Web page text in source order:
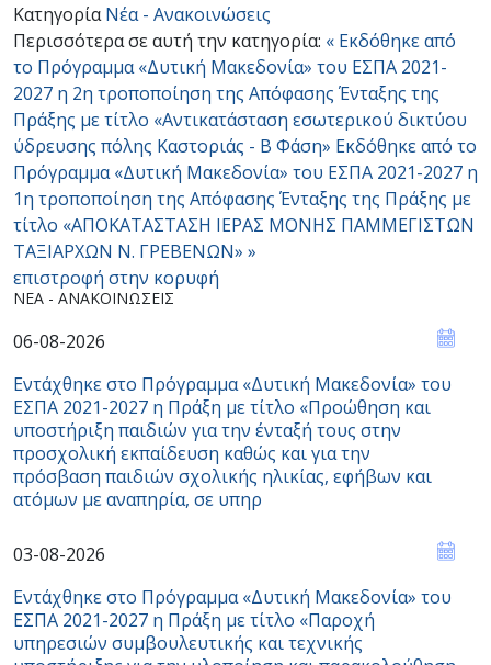
Κατηγορία Νέα - Ανακοινώσεις
Περισσότερα σε αυτή την κατηγορία: « Εκδόθηκε από
το Πρόγραμμα «Δυτική Μακεδονία» του ΕΣΠΑ 2021-
2027 η 2η τροποποίηση της Απόφασης Ένταξης της
Πράξης με τίτλο «Αντικατάσταση εσωτερικού δικτύου
ύδρευσης πόλης Καστοριάς - Β Φάση» Εκδόθηκε από το
Πρόγραμμα «Δυτική Μακεδονία» του ΕΣΠΑ 2021-2027 η
1η τροποποίηση της Απόφασης Ένταξης της Πράξης με
τίτλο «ΑΠΟΚΑΤΑΣΤΑΣΗ ΙΕΡΑΣ ΜΟΝΗΣ ΠΑΜΜΕΓΙΣΤΩΝ
ΤΑΞΙΑΡΧΩΝ Ν. ΓΡΕΒΕΝΩΝ» »
επιστροφή στην κορυφή
ΝΈΑ - ΑΝΑΚΟΙΝΏΣΕΙΣ
06-08-2026
Εντάχθηκε στο Πρόγραμμα «Δυτική Μακεδονία» του
ΕΣΠΑ 2021-2027 η Πράξη με τίτλο «Προώθηση και
υποστήριξη παιδιών για την ένταξή τους στην
προσχολική εκπαίδευση καθώς και για την
πρόσβαση παιδιών σχολικής ηλικίας, εφήβων και
ατόμων με αναπηρία, σε υπηρ
03-08-2026
Εντάχθηκε στο Πρόγραμμα «Δυτική Μακεδονία» του
ΕΣΠΑ 2021-2027 η Πράξη με τίτλο «Παροχή
υπηρεσιών συμβουλευτικής και τεχνικής